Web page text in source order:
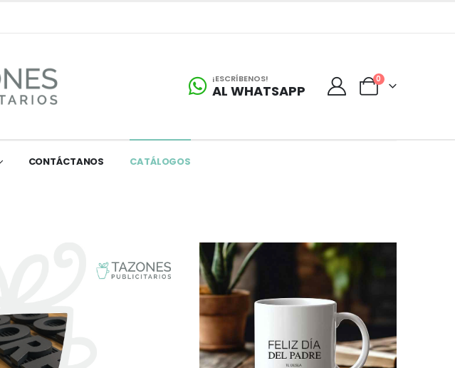
¡ESCRÍBENOS!
AL WHATSAPP
0
CONTÁCTANOS CATÁLOGOS